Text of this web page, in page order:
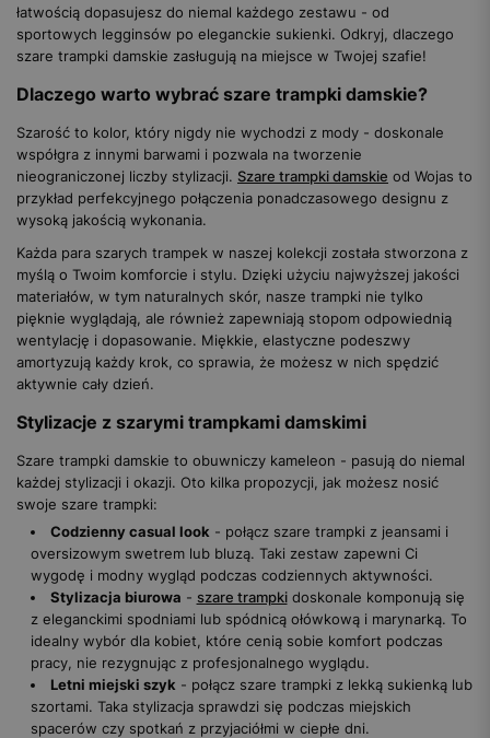
łatwością dopasujesz do niemal każdego zestawu - od
sportowych legginsów po eleganckie sukienki. Odkryj, dlaczego
szare trampki damskie zasługują na miejsce w Twojej szafie!
Dlaczego warto wybrać szare trampki damskie?
Szarość to kolor, który nigdy nie wychodzi z mody - doskonale
współgra z innymi barwami i pozwala na tworzenie
nieograniczonej liczby stylizacji. Szare trampki damskie od Wojas to
przykład perfekcyjnego połączenia ponadczasowego designu z
wysoką jakością wykonania.
Każda para szarych trampek w naszej kolekcji została stworzona z
myślą o Twoim komforcie i stylu. Dzięki użyciu najwyższej jakości
materiałów, w tym naturalnych skór, nasze trampki nie tylko
pięknie wyglądają, ale również zapewniają stopom odpowiednią
wentylację i dopasowanie. Miękkie, elastyczne podeszwy
amortyzują każdy krok, co sprawia, że możesz w nich spędzić
aktywnie cały dzień.
Stylizacje z szarymi trampkami damskimi
Szare trampki damskie to obuwniczy kameleon - pasują do niemal
każdej stylizacji i okazji. Oto kilka propozycji, jak możesz nosić
swoje szare trampki:
Codzienny casual look - połącz szare trampki z jeansami i
oversizowym swetrem lub bluzą. Taki zestaw zapewni Ci
wygodę i modny wygląd podczas codziennych aktywności.
Stylizacja biurowa - szare trampkidoskonale komponują się
z eleganckimi spodniami lub spódnicą ołówkową i marynarką. To
idealny wybór dla kobiet, które cenią sobie komfort podczas
pracy, nie rezygnując z profesjonalnego wyglądu.
Letni miejski szyk - połącz szare trampki z lekką sukienką lub
szortami. Taka stylizacja sprawdzi się podczas miejskich
spacerów czy spotkań z przyjaciółmi w ciepłe dni.